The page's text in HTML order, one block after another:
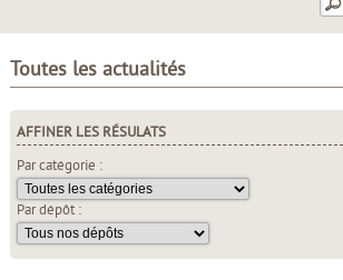
Toutes les actualités
AFFINER LES RÉSULATS
Par catégorie :
Par dépôt :